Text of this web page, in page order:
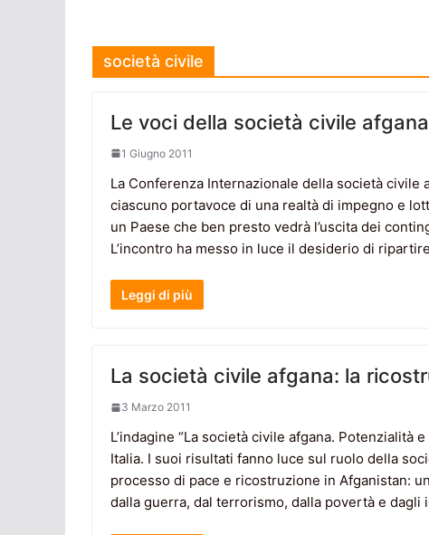
società civile
Le voci della società civile
1 Giugno 2011
La Conferenza Internazionale della società civile
ciascuno portavoce di una realtà di impegno e
un Paese che ben presto vedrà l’uscita dei
L’incontro ha messo in luce il desiderio di
Leggi di più
La società civile afgana: la
3 Marzo 2011
L’indagine “La società civile afgana.
Italia. I suoi risultati fanno luce sul ruolo della
processo di pace e ricostruzione in Afganistan:
dalla guerra, dal terrorismo, dalla povertà e